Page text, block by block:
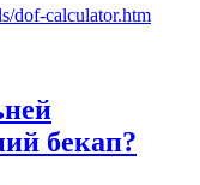
dof-calculator.htm
бекап?